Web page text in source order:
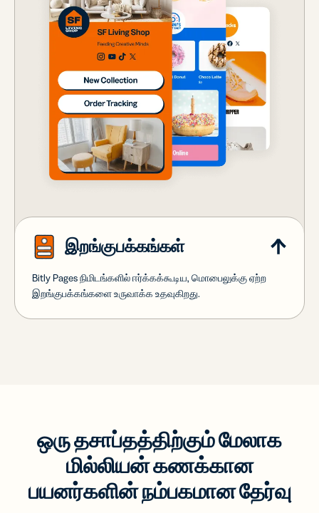
இறங்குபக்கங்கள்
Bitly Pages நிமிடங்களில் ஈர்க்கக்கூடிய, மொபைலுக்கு ஏற்ற
இறங்குபக்கங்களை உருவாக்க உதவுகிறது.
ஒரு தசாப்தத்திற்கும் மேலாக
மில்லியன் கணக்கான
பயனர்களின் நம்பகமான தேர்வு